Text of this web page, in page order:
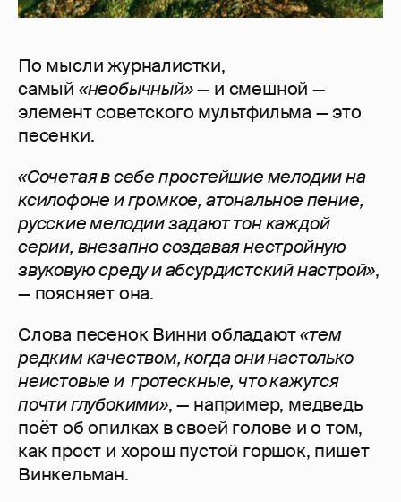
По мысли журналистки,
самый «необычный»— и смешной —
элемент советского мультфильма — это
песенки.
«Сочетая в себе простейшие мелодии на
ксилофоне и громкое, атональное пение,
русские мелодии задают тон каждой
серии, внезапно создавая нестройную
звуковую среду и абсурдистский настрой»,
— поясняет она.
Слова песенок Винни обладают«тем
редким качеством, когда они настолько
неистовые и гротескные, что кажутся
почти глубокими», — например, медведь
поёт об опилках в своей голове и о том,
как прост и хорош пустой горшок, пишет
Винкельман.